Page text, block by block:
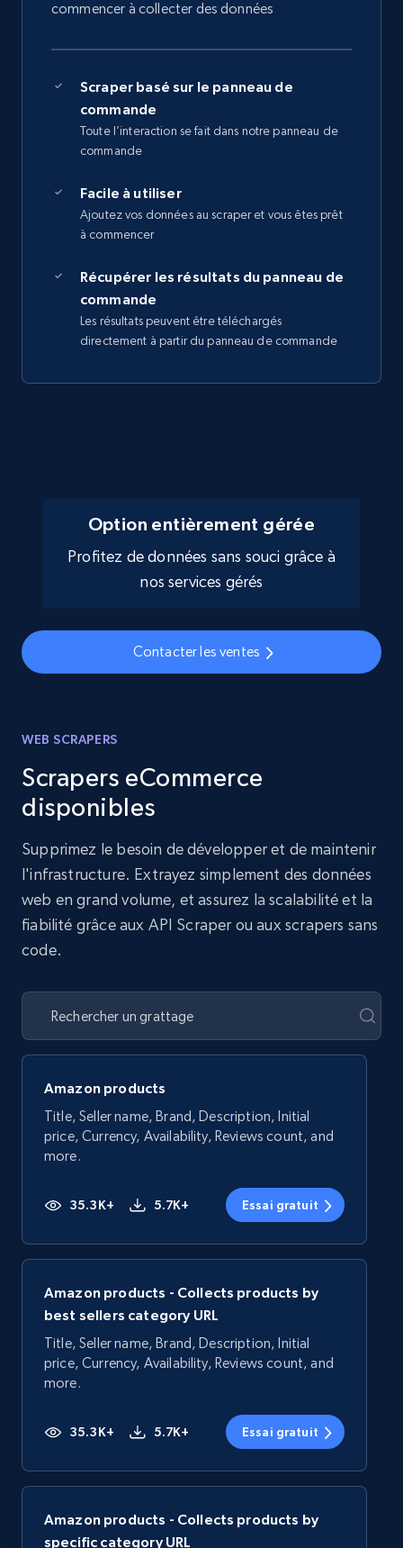
commencer à collecter des données
Scraper basé sur le panneau de
commande
Toute l’interaction se fait dans notre panneau de
commande
Facile à utiliser
Ajoutez vos données au scraper et vous êtes prêt
à commencer
Récupérer les résultats du panneau de
commande
Les résultats peuvent être téléchargés
directement à partir du panneau de commande
Option entièrement gérée
Profitez de données sans souci grâce à
nos services gérés
Contacter les ventes
WEB SCRAPERS
Scrapers eCommerce
disponibles
Supprimez le besoin de développer et de maintenir
l'infrastructure. Extrayez simplement des données
web en grand volume, et assurez la scalabilité et la
fiabilité grâce aux API Scraper ou aux scrapers sans
code.
Amazon products
Title, Seller name, Brand, Description, Initial
price, Currency, Availability, Reviews count, and
more.
35.3K+ 5.7K+ Essai gratuit
Amazon products - Collects products by
best sellers category URL
Title, Seller name, Brand, Description, Initial
price, Currency, Availability, Reviews count, and
more.
35.3K+ 5.7K+ Essai gratuit
Amazon products - Collects products by
specific category URL